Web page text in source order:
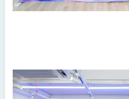
現場